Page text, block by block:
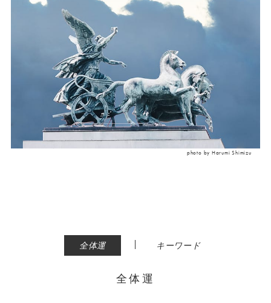
photo by Harumi Shimizu
全体運 | キーワード
全体運